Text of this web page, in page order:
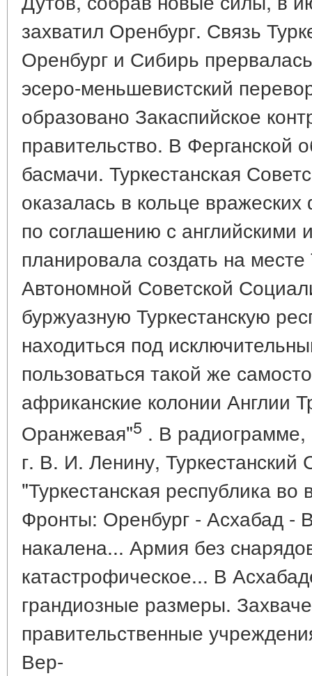
захватил Оренбург. Связь
Оренбург и Сибирь
эсеро-меньшевистский
образовано Закаспийское
правительство. В Ферганской
басмачи. Туркестанская
оказалась в кольце
по соглашению с английскими
планировала создать на месте
Автономной Советской
буржуазную Туркестанскую
находиться под
пользоваться такой же
африканские колонии Англии
Оранжевая"5 . В
г. В. И. Ленину,
"Туркестанская республика
Фронты: Оренбург - Асхабад -
накалена... Армия без
катастрофическое... В
грандиозные размеры.
правительственные
Вер-